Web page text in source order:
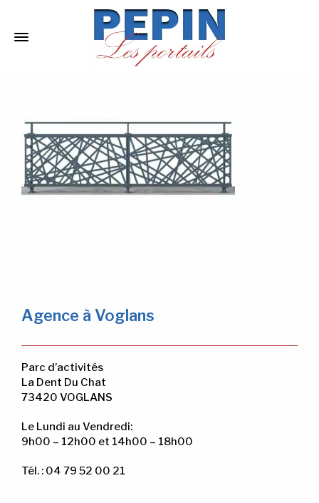
Agence à Voglans
Parc d’activités
La Dent Du Chat
73420 VOGLANS
Le Lundi au Vendredi:
9h00 – 12h00 et 14h00 – 18h00
Tél. : 04 79 52 00 21